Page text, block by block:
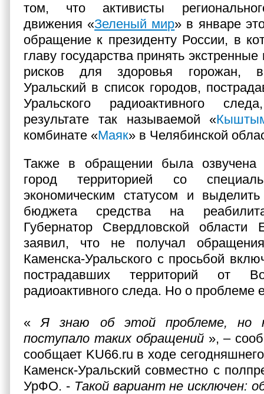
том, что активисты
движения «Зеленый мир» в январе
обращение к президенту России, в
главу государства принять
рисков для здоровья горожан,
Уральский в список городов,
Уральского радиоактивного
результате так называемой «
комбинате «Маяк» в Челябинской
Также в обращении была озвучена
город территорией со
экономическим статусом и
бюджета средства на
Губернатор Свердловской области
заявил, что не получал
Каменска-Уральского с просьбой
пострадавших территорий от
радиоактивного следа. Но о проблеме
«Я знаю об этой проблеме, но
поступало таких обращений », –
сообщает KU66.ru в ходе
Каменск-Уральский совместно с
УрФО. - Такой вариант не исключен: